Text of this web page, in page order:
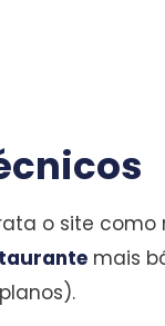
o site
mais